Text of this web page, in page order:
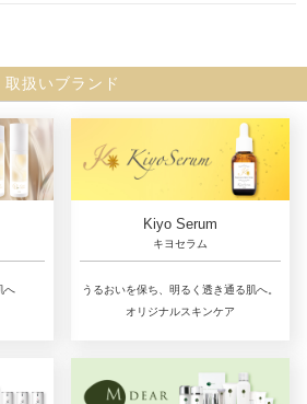
取扱いブランド
へ
Kiyo Serum
キヨセラム
うるおいを保ち、明るく透き通る肌へ。
オリジナルスキンケア